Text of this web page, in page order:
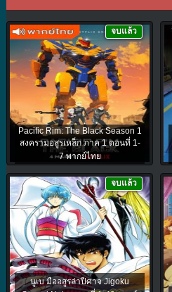
Pacific Rim: The Black Season 1
สงครามอสูรเหล็ก ภาค 1 ตอนที่ 1-
7 พากย์ไทย
จบแล้ว
นูเบ มืออสูรล่าปีศาจ Jigoku
จบแล้ว